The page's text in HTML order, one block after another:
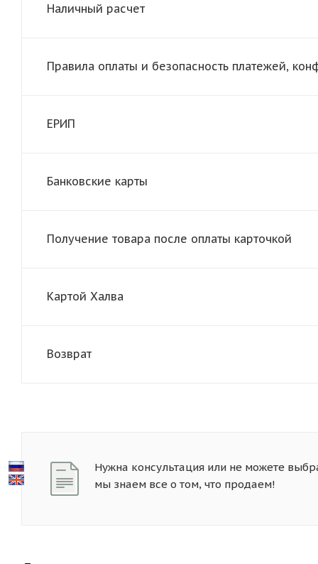
Наличный расчет
Правила оплаты и безопасность платежей,
ЕРИП
Банковские карты
Получение товара после оплаты карточкой
Картой Халва
Возврат
Нужна консультация или не можете
мы знаем все о том, что продаем!